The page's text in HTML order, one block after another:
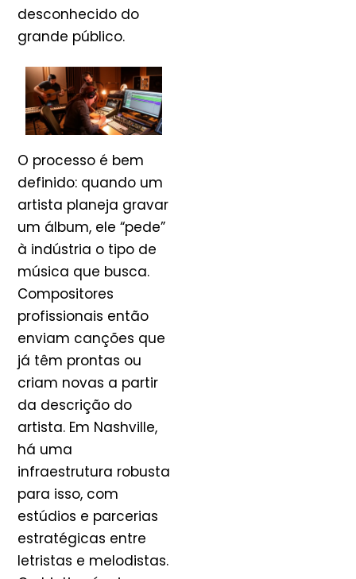
desconhecido do
grande público.
O processo é bem
definido: quando um
artista planeja gravar
um álbum, ele “pede”
à indústria o tipo de
música que busca.
Compositores
profissionais então
enviam canções que
já têm prontas ou
criam novas a partir
da descrição do
artista. Em Nashville,
há uma
infraestrutura robusta
para isso, com
estúdios e parcerias
estratégicas entre
letristas e melodistas.